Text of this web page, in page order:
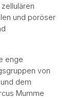
und poröser
enge
von
dem
Mumme